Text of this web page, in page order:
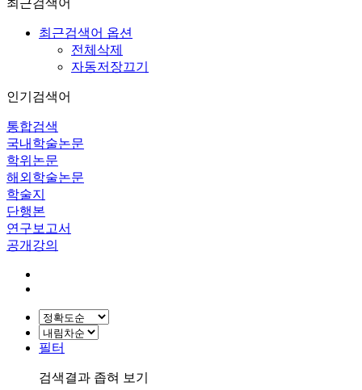
최근검색어
최근검색어 옵션
전체삭제
자동저장끄기
인기검색어
통합검색
국내학술논문
학위논문
해외학술논문
학술지
단행본
연구보고서
공개강의
필터
검색결과 좁혀 보기